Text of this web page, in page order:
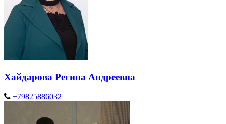
Хайдарова Регина Андреевна
+79825886032